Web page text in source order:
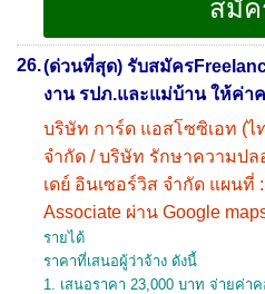
26.(ด่วนที่สุด) รับสมัคร
งาน รปภ.และแม่บ้าน ให้ค่า
บริษัท การ์ด แอสโซซิเอท (ไ
จำกัด / บริษัท รักษาความปล
เดย์ อินเซอร์วิส จำกัด แผนที่
Associate ผ่าน Google
รายได้
ราคาที่เสนอผู้ว่าจ้าง ดังนี้
1. เสนอราคา 23,000 บาท จ่ายค่า